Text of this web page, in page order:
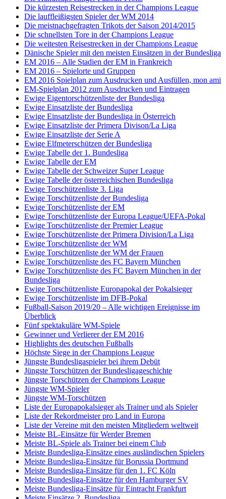
Die kürzesten Reisestrecken in der Champions League
Die lauffleißigsten Spieler der WM 2014
Die meistnachgefragten Trikots der Saison 2014/2015
Die schnellsten Tore in der Champions League
Die weitesten Reisestrecken in der Champions League
Dänische Spieler mit den meisten Einsätzen in der Bundesliga
EM 2016 – Alle Stadien der EM in Frankreich
EM 2016 – Spielorte und Gruppen
EM 2016 Spielplan zum Ausdrucken und Ausfüllen, mon ami
EM-Spielplan 2012 zum Ausdrucken und Eintragen
Ewige Eigentorschützenliste der Bundesliga
Ewige Einsatzliste der Bundesliga
Ewige Einsatzliste der Bundesliga in Österreich
Ewige Einsatzliste der Primera Divison/La Liga
Ewige Einsatzliste der Serie A
Ewige Elfmeterschützen der Bundesliga
Ewige Tabelle der 1. Bundesliga
Ewige Tabelle der EM
Ewige Tabelle der Schweizer Super League
Ewige Tabelle der österreichischen Bundesliga
Ewige Torschützenliste 3. Liga
Ewige Torschützenliste der Bundesliga
Ewige Torschützenliste der EM
Ewige Torschützenliste der Europa League/UEFA-Pokal
Ewige Torschützenliste der Premier League
Ewige Torschützenliste der Primera Division/La Liga
Ewige Torschützenliste der WM
Ewige Torschützenliste der WM der Frauen
Ewige Torschützenliste des FC Bayern München
Ewige Torschützenliste des FC Bayern München in der
Bundesliga
Ewige Torschützenliste Europapokal der Pokalsieger
Ewige Torschützenliste im DFB-Pokal
Fußball-Saison 2019/20 – Alle wichtigen Ereignisse im
Überblick
Fünf spektakuläre WM-Spiele
Gewinner und Verlierer der EM 2016
Highlights des deutschen Fußballs
Höchste Siege in der Champions League
Jüngste Bundesligaspieler bei ihrem Debüt
Jüngste Torschützen der Bundesligageschichte
Jüngste Torschützen der Champions League
Jüngste WM-Spieler
Jüngste WM-Torschützen
Liste der Europapokalsieger als Trainer und als Spieler
Liste der Rekordmeister pro Land in Europa
Liste der Vereine mit den meisten Mitgliedern weltweit
Meiste BL-Einsätze für Werder Bremen
Meiste BL-Spiele als Trainer bei einem Club
Meiste Bundesliga-Einsätze eines ausländischen Spielers
Meiste Bundesliga-Einsätze für Borussia Dortmund
Meiste Bundesliga-Einsätze für den 1. FC Köln
Meiste Bundesliga-Einsätze für den Hamburger SV
Meiste Bundesliga-Einsätze für Eintracht Frankfurt